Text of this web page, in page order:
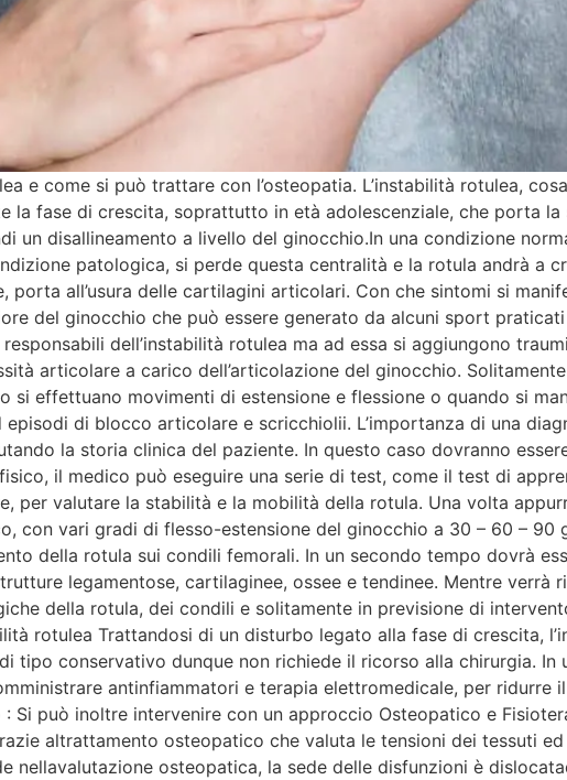
e come si può trattare con l’osteopatia. L’instabilità rotulea,
la fase di crescita, soprattutto in età adolescenziale, che porta
un disallineamento a livello del ginocchio.In una condizione
patologica, si perde questa centralità e la rotula andrà a
all’usura delle cartilagini articolari. Con che sintomi si
del ginocchio che può essere generato da alcuni sport
dell’instabilità rotulea ma ad essa si aggiungono
articolare a carico dell’articolazione del ginocchio.
effettuano movimenti di estensione e flessione o quando si
di blocco articolare e scricchiolii. L’importanza di una
la storia clinica del paziente. In questo caso dovranno
il medico può eseguire una serie di test, come il test di
per valutare la stabilità e la mobilità della rotula. Una volta
con vari gradi di flesso-estensione del ginocchio a 30 – 60 – 90
della rotula sui condili femorali. In un secondo tempo dovrà
legamentose, cartilaginee, ossee e tendinee. Mentre verrà
della rotula, dei condili e solitamente in previsione di
rotulea Trattandosi di un disturbo legato alla fase di crescita,
tipo conservativo dunque non richiede il ricorso alla chirurgia. In
antinfiammatori e terapia elettromedicale, per ridurre
Si può inoltre intervenire con un approccio Osteopatico e
altrattamento osteopatico che valuta le tensioni dei tessuti
nellavalutazione osteopatica, la sede delle disfunzioni è